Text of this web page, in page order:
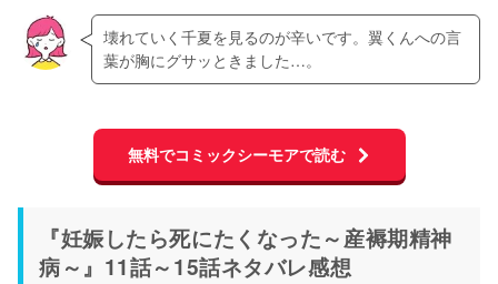
壊れていく千夏を見るのが辛いです。翼くんへの言
葉が胸にグサッときました…。
無料でコミックシーモアで読む
『妊娠したら死にたくなった～産褥期精神
病～』11話～15話ネタバレ感想